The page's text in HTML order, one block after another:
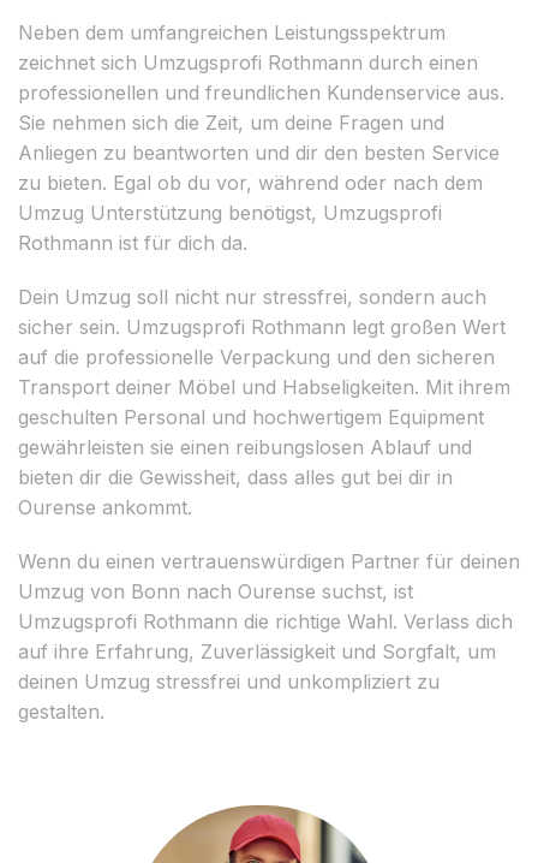
Neben dem umfangreichen Leistungsspektrum
zeichnet sich Umzugsprofi Rothmann durch einen
professionellen und freundlichen Kundenservice aus.
Sie nehmen sich die Zeit, um deine Fragen und
Anliegen zu beantworten und dir den besten Service
zu bieten. Egal ob du vor, während oder nach dem
Umzug Unterstützung benötigst, Umzugsprofi
Rothmann ist für dich da.
Dein Umzug soll nicht nur stressfrei, sondern auch
sicher sein. Umzugsprofi Rothmann legt großen Wert
auf die professionelle Verpackung und den sicheren
Transport deiner Möbel und Habseligkeiten. Mit ihrem
geschulten Personal und hochwertigem Equipment
gewährleisten sie einen reibungslosen Ablauf und
bieten dir die Gewissheit, dass alles gut bei dir in
Ourense ankommt.
Wenn du einen vertrauenswürdigen Partner für deinen
Umzug von Bonn nach Ourense suchst, ist
Umzugsprofi Rothmann die richtige Wahl. Verlass dich
auf ihre Erfahrung, Zuverlässigkeit und Sorgfalt, um
deinen Umzug stressfrei und unkompliziert zu
gestalten.